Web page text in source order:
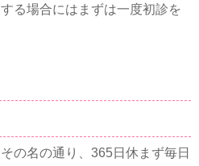
る場合にはまずは一度初診を
の名の通り、365日休まず毎日